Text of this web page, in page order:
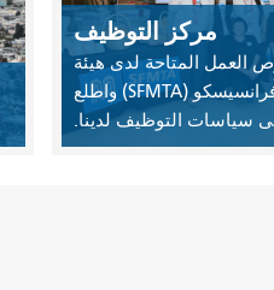
مركز التوظيف
العمل المتاحة لدى هيئة
النقل في سان فرانسيسكو (SFMTA) واطلع
سياسات التوظيف لدينا.